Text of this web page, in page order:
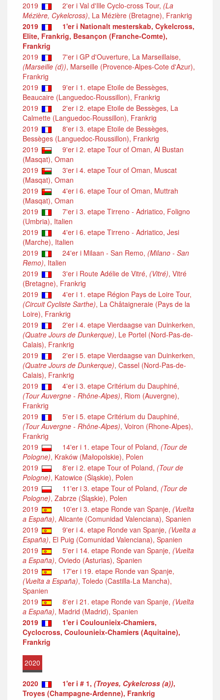
2019 2'er i Val d'Ille Cyclo-cross Tour, (La
Mézière, Cykelcross), La Mézière (Bretagne), Frankrig
2019
1'er i Nationalt mesterskab, Cykelcross,
Elite, Frankrig, Besançon (Franche-Comte),
Frankrig
2019
7'er i GP d'Ouverture, La Marseillaise,
(Marseille (d)), Marseille (Provence-Alpes-Cote d'Azur),
Frankrig
2019
9'er i 1. etape Etoile de Bessèges,
Beaucaire (Languedoc-Roussillon), Frankrig
2019
2'er i 2. etape Etoile de Bessèges, La
Calmette (Languedoc-Roussillon), Frankrig
2019
8'er i 3. etape Etoile de Bessèges,
Bessèges (Languedoc-Roussillon), Frankrig
2019
9'er i 2. etape Tour of Oman, Al Bustan
(Masqat), Oman
2019
3'er i 4. etape Tour of Oman, Muscat
(Masqat), Oman
2019
4'er i 6. etape Tour of Oman, Muttrah
(Masqat), Oman
2019
7'er i 3. etape Tirreno - Adriatico, Foligno
(Umbria), Italien
2019
4'er i 6. etape Tirreno - Adriatico, Jesi
(Marche), Italien
2019
24'er i Milaan - San Remo, (Milano - San
Remo), Italien
2019
3'er i Route Adélie de Vitré, (Vitré), Vitré
(Bretagne), Frankrig
2019
4'er i 1. etape Région Pays de Loire Tour,
(Circuit Cycliste Sarthe), La Châtaigneraie (Pays de la
Loire), Frankrig
2019
2'er i 4. etape Vierdaagse van Duinkerken,
(Quatre Jours de Dunkerque), Le Portel (Nord-Pas-de-
Calais), Frankrig
2019
2'er i 5. etape Vierdaagse van Duinkerken,
(Quatre Jours de Dunkerque), Cassel (Nord-Pas-de-
Calais), Frankrig
2019
4'er i 3. etape Critérium du Dauphiné,
(Tour Auvergne - Rhône-Alpes), Riom (Auvergne),
Frankrig
2019
5'er i 5. etape Critérium du Dauphiné,
(Tour Auvergne - Rhône-Alpes), Voiron (Rhone-Alpes),
Frankrig
2019
14'er i 1. etape Tour of Poland, (Tour de
Pologne), Kraków (Małopolskie), Polen
2019
8'er i 2. etape Tour of Poland, (Tour de
Pologne), Katowice (Śląskie), Polen
2019
11'er i 3. etape Tour of Poland, (Tour de
Pologne), Zabrze (Śląskie), Polen
2019
10'er i 3. etape Ronde van Spanje, (Vuelta
a España), Alicante (Comunidad Valenciana), Spanien
2019
9'er i 4. etape Ronde van Spanje, (Vuelta a
España), El Puig (Comunidad Valenciana), Spanien
2019
5'er i 14. etape Ronde van Spanje, (Vuelta
a España), Oviedo (Asturias), Spanien
2019
17'er i 19. etape Ronde van Spanje,
(Vuelta a España), Toledo (Castilla-La Mancha),
Spanien
2019
8'er i 21. etape Ronde van Spanje, (Vuelta
a España), Madrid (Madrid), Spanien
2019
1'er i Coulounieix-Chamiers,
Cyclocross, Coulounieix-Chamiers (Aquitaine),
Frankrig
2020
2020 1'er i # 1, (Troyes, Cykelcross (a)),
Troyes (Champagne-Ardenne), Frankrig